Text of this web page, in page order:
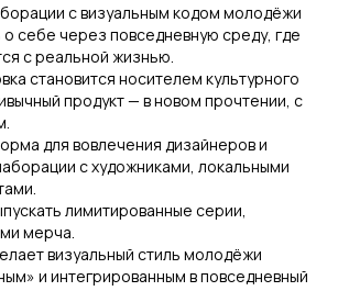
с визуальным кодом молодёжи
себе через повседневную среду, где
с реальной жизнью.
становится носителем культурного
продукт — в новом прочтении, с
для вовлечения дизайнеров и
с художниками, локальными
лимитированные серии,
мерча.
визуальный стиль молодёжи
и интегрированным в повседневный